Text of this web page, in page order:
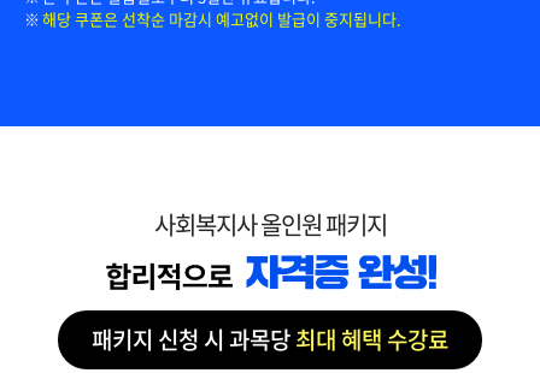
해당 쿠폰은 선착순 마감시 예고없이 발급이 중지됩니다.
사회복지사 올인원 패키지
패키지 신청 시 과목당최대 혜택 수강료